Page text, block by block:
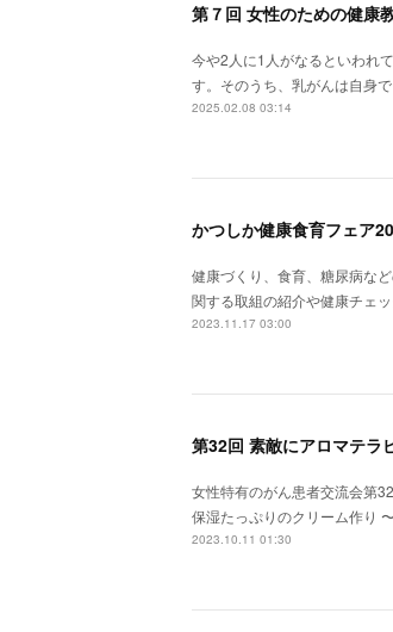
第７回 女性のための健康
今や2人に1人がなるといわれ
す。そのうち、乳がんは自身
2025.02.08 03:14
かつしか健康食育フェア
健康づくり、食育、糖尿病な
関する取組の紹介や健康チェ
2023.11.17 03:00
第32回 素敵にアロマテ
女性特有のがん患者交流会第
保湿たっぷりのクリーム作り
2023.10.11 01:30